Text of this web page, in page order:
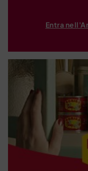
Entra